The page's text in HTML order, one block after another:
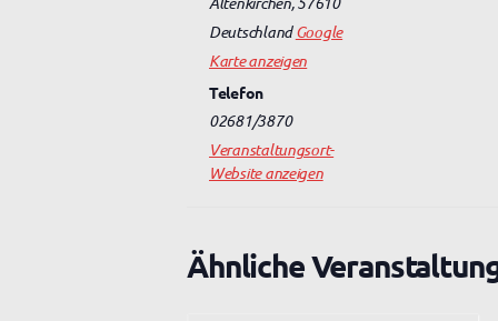
Deutschland Google
Karte anzeigen
Telefon
02681/3870
Veranstaltungsort-
Website anzeigen
Ähnliche